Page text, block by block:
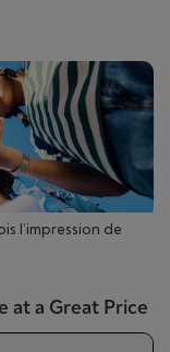
l’impression de
at a Great Price